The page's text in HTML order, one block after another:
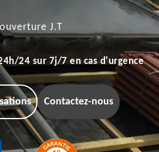
J.T
24 sur 7j/7 en cas d'urgence
Contactez-nous